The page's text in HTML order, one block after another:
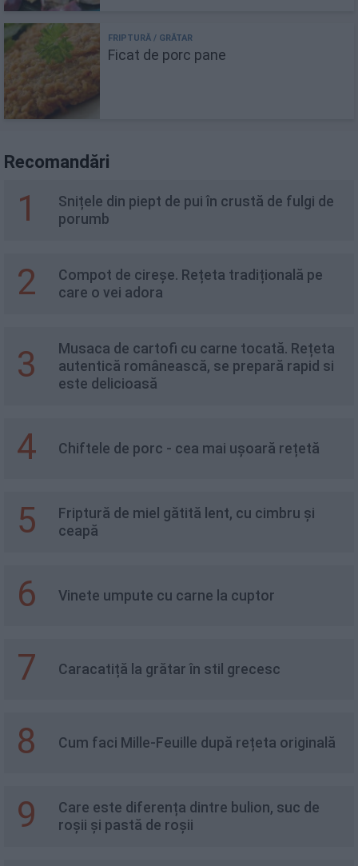
Ficat de porc pane
Recomandări
1
Snițele din piept de pui în crustă de fulgi de
porumb
2
Compot de cireșe. Rețeta tradițională pe
care o vei adora
3
Musaca de cartofi cu carne tocată. Rețeta
autentică românească, se prepară rapid si
este delicioasă
4 Chiftele de porc - cea mai ușoară rețetă
5
Friptură de miel gătită lent, cu cimbru și
ceapă
6 Vinete umpute cu carne la cuptor
7 Caracatiță la grătar în stil grecesc
8 Cum faci Mille-Feuille după rețeta originală
9
Care este diferența dintre bulion, suc de
roșii și pastă de roșii